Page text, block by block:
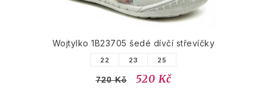
Wojtylko 1B23705 šedé dívčí střevíčky
22 23 25
720 Kč 520 Kč